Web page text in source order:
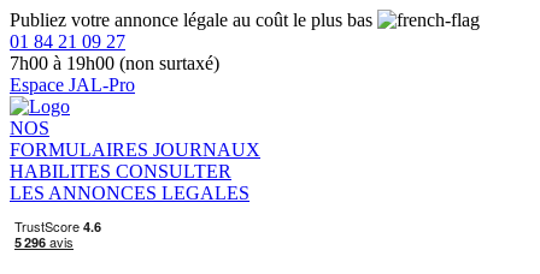
Publiez votre annonce légale au coût le plus bas
01 84 21 09 27
7h00 à 19h00 (non surtaxé)
Espace JAL-Pro
NOS
FORMULAIRES JOURNAUX
HABILITES CONSULTER
LES ANNONCES LEGALES